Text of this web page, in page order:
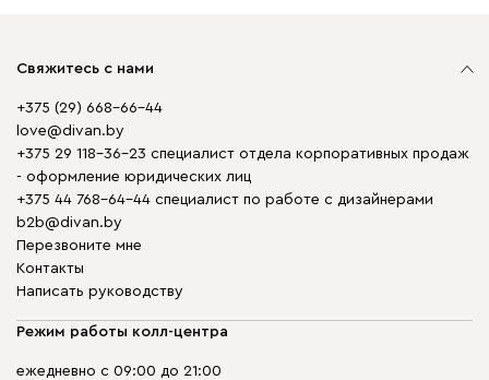
Свяжитесь с нами
+375 (29) 668-66-44
love@divan.by
+375 29 118-36-23 специалист отдела корпоративных продаж
- оформление юридических лиц
+375 44 768-64-44 специалист по работе с дизайнерами
b2b@divan.by
Перезвоните мне
Контакты
Написать руководству
Режим работы колл-центра
ежедневно с 09:00 до 21:00